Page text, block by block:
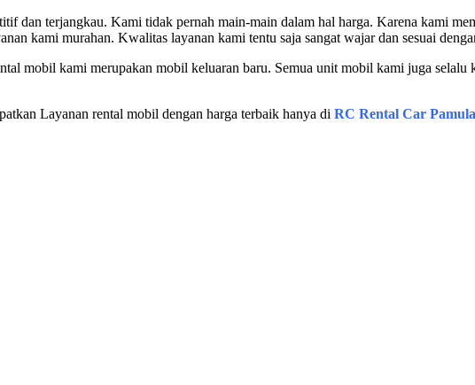
dan terjangkau. Kami tidak pernah main-main dalam hal harga. Karena kami
kami murahan. Kwalitas layanan kami tentu saja sangat wajar dan sesuai
mobil kami merupakan mobil keluaran baru. Semua unit mobil kami juga
Layanan rental mobil dengan harga terbaik hanya di RC Rental Car